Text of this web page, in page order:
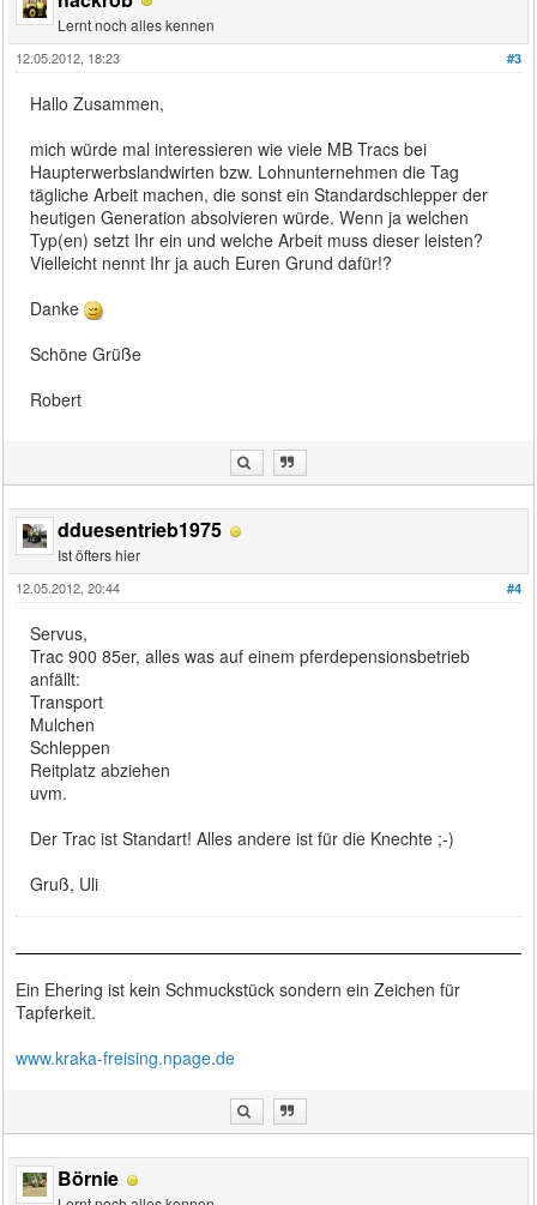
Lernt noch alles kennen
#3
12.05.2012, 18:23
Hallo Zusammen,
mich würde mal interessieren wie viele MB Tracs bei
Haupterwerbslandwirten bzw. Lohnunternehmen die Tag
tägliche Arbeit machen, die sonst ein Standardschlepper der
heutigen Generation absolvieren würde. Wenn ja welchen
Typ(en) setzt Ihr ein und welche Arbeit muss dieser leisten?
Vielleicht nennt Ihr ja auch Euren Grund dafür!?
Danke
Schöne Grüße
Robert
dduesentrieb1975
Ist öfters hier
#4
12.05.2012, 20:44
Servus,
Trac 900 85er, alles was auf einem pferdepensionsbetrieb
anfällt:
Transport
Mulchen
Schleppen
Reitplatz abziehen
uvm.
Der Trac ist Standart! Alles andere ist für die Knechte ;-)
Gruß, Uli
Ein Ehering ist kein Schmuckstück sondern ein Zeichen für
Tapferkeit.
www.kraka-freising.npage.de
Börnie